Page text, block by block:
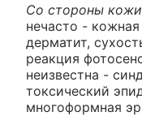
Со стороны
нечасто -
дерматит,
реакция
неизвестна -
токсический
многоформная